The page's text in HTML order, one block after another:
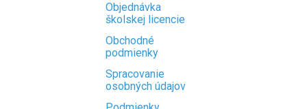
Objednávka
školskej licencie
Obchodné
podmienky
Spracovanie
osobných údajov